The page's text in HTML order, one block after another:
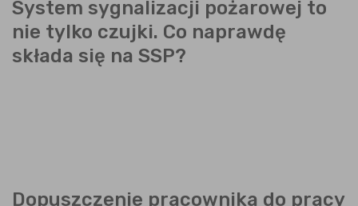
System sygnalizacji pożarowej to
nie tylko czujki. Co naprawdę
składa się na SSP?
Dopuszczenie pracownika do pracy